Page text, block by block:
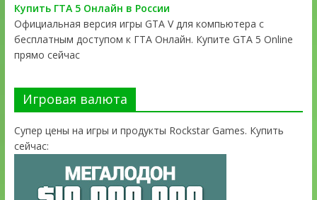
Купить ГТА 5 Онлайн в России
Официальная версия игры GTA V для компьютера с
бесплатным доступом к ГТА Онлайн. Купите GTA 5 Online
прямо сейчас
Игровая валюта
Супер цены на игры и продукты Rockstar Games. Купить
сейчас: